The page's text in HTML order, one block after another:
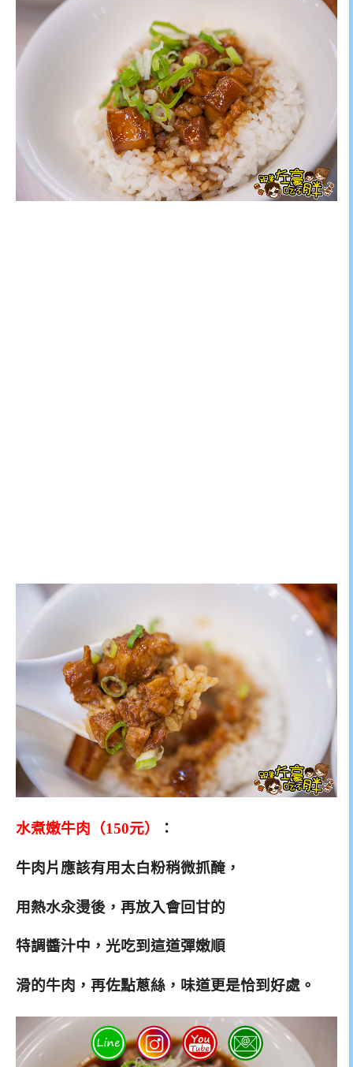
水煮嫩牛肉（150元） ：
牛肉片應該有用太白粉稍微抓醃，
用熱水汆燙後，再放入會回甘的
特調醬汁中，光吃到這道彈嫩順
滑的牛肉 ，再佐點蔥絲，味道更是恰到好處。